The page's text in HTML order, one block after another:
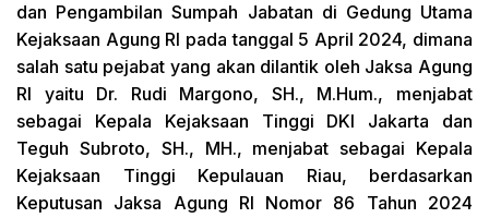
dan Pengambilan Sumpah Jabatan di Gedung Utama
Kejaksaan Agung RI pada tanggal 5 April 2024, dimana
salah satu pejabat yang akan dilantik oleh Jaksa Agung
RI yaitu Dr. Rudi Margono, SH., M.Hum., menjabat
sebagai Kepala Kejaksaan Tinggi DKI Jakarta dan
Teguh Subroto, SH., MH., menjabat sebagai Kepala
Kejaksaan Tinggi Kepulauan Riau, berdasarkan
Keputusan Jaksa Agung RI Nomor 86 Tahun 2024